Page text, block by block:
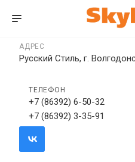
АДРЕС
Русский Стиль, г.
ТЕЛЕФОН
+7 (86392) 6-50-32
+7 (86392) 3-35-91